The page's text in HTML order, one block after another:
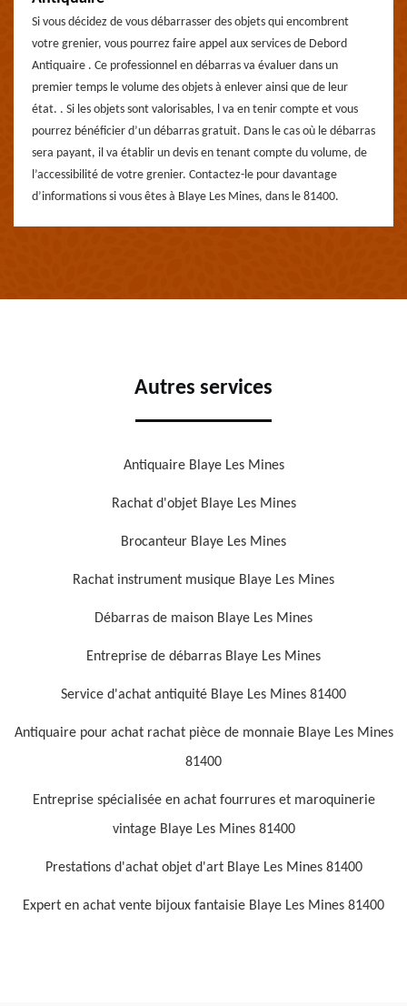
Si vous décidez de vous débarrasser des objets qui encombrent
votre grenier, vous pourrez faire appel aux services de Debord
Antiquaire . Ce professionnel en débarras va évaluer dans un
premier temps le volume des objets à enlever ainsi que de leur
état. . Si les objets sont valorisables, l va en tenir compte et vous
pourrez bénéficier d’un débarras gratuit. Dans le cas où le débarras
sera payant, il va établir un devis en tenant compte du volume, de
l’accessibilité de votre grenier. Contactez-le pour davantage
d’informations si vous êtes à Blaye Les Mines, dans le 81400.
Autres services
Antiquaire Blaye Les Mines
Rachat d'objet Blaye Les Mines
Brocanteur Blaye Les Mines
Rachat instrument musique Blaye Les Mines
Débarras de maison Blaye Les Mines
Entreprise de débarras Blaye Les Mines
Service d'achat antiquité Blaye Les Mines 81400
Antiquaire pour achat rachat pièce de monnaie Blaye Les Mines
81400
Entreprise spécialisée en achat fourrures et maroquinerie
vintage Blaye Les Mines 81400
Prestations d'achat objet d'art Blaye Les Mines 81400
Expert en achat vente bijoux fantaisie Blaye Les Mines 81400